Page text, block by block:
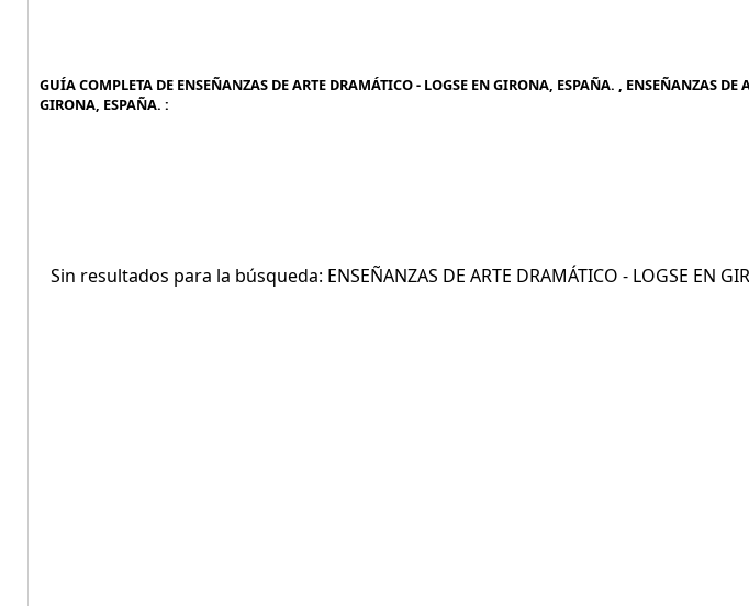
GUÍA COMPLETA DE ENSEÑANZAS DE ARTE DRAMÁTICO - LOGSE EN GIRONA, ESPAÑA. , ENSEÑANZAS DE
GIRONA, ESPAÑA. :
Sin resultados para la búsqueda: ENSEÑANZAS DE ARTE DRAMÁTICO - LOGSE EN